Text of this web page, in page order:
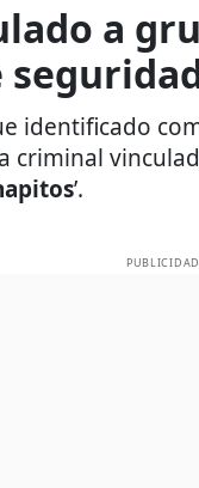
a
identificado
’.
PUBLICIDAD